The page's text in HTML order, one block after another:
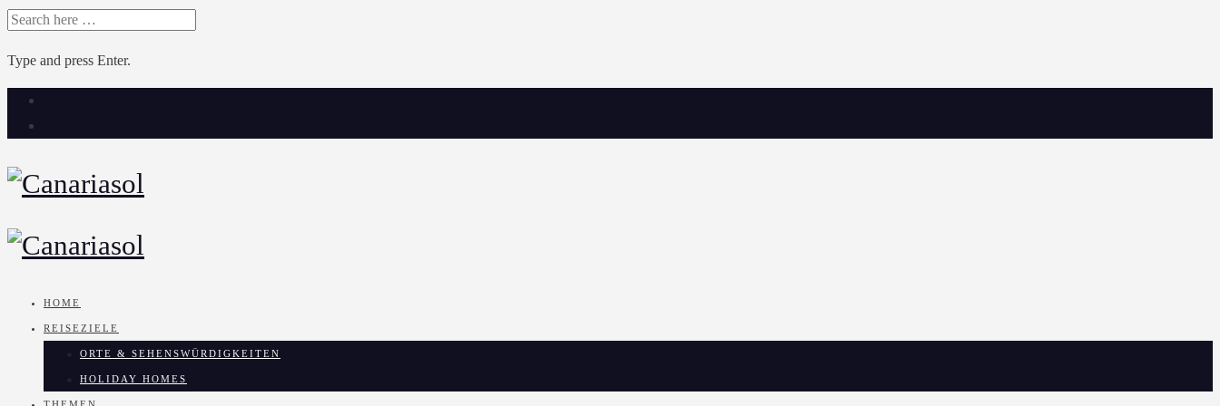
SEARCH
Type and press Enter.
Skip
HOME
REISEZIELE
ORTE & SEHENSWÜRDIGKEITEN
HOLIDAY HOMES